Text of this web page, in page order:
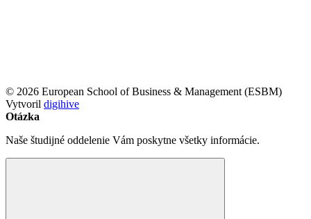
© 2026 European School of Business & Management (ESBM)
Vytvoril digihive
Otázka
Naše študijné oddelenie Vám poskytne všetky informácie.